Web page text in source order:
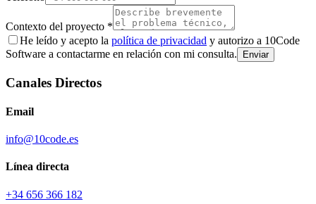
Contexto del proyecto *
He leído y acepto la política de privacidad y autorizo a 10Code
Software a contactarme en relación con mi consulta.
Enviar
Canales Directos
Email
info@10code.es
Línea directa
+34 656 366 182